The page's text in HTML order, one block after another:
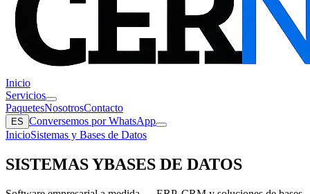
Inicio
Servicios
PaquetesNosotrosContacto
ES Conversemos por WhatsApp
InicioSistemas y Bases de Datos
SISTEMAS YBASES DE DATOS